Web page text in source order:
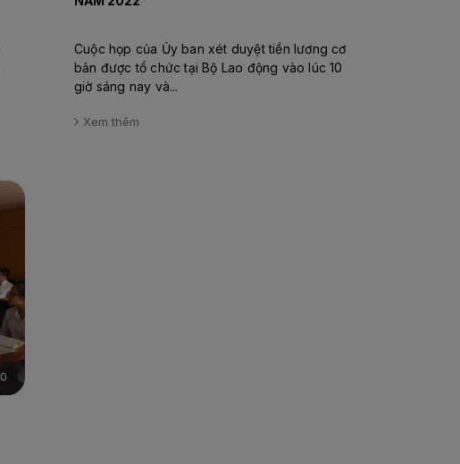
Cuộc họp của Ủy ban xét duyệt tiền lương cơ
bản được tổ chức tại Bộ Lao động vào lúc 10
giờ sáng nay và...
Xem thêm
0